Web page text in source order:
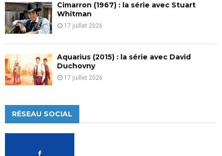
Cimarron (1967) : la série avec Stuart
Whitman
17 juillet 2026
Aquarius (2015) : la série avec David
Duchovny
17 juillet 2026
RÉSEAU SOCIAL